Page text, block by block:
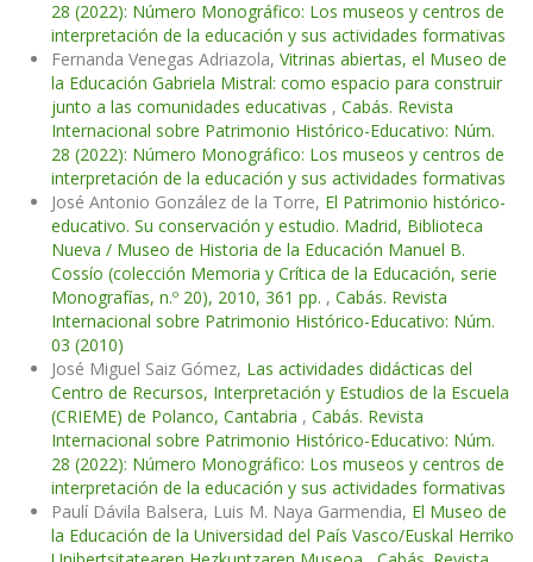
28 (2022): Número Monográfico: Los museos y centros de
interpretación de la educación y sus actividades formativas
Fernanda Venegas Adriazola, Vitrinas abiertas, el Museo de
la Educación Gabriela Mistral: como espacio para construir
junto a las comunidades educativas , Cabás. Revista
Internacional sobre Patrimonio Histórico-Educativo: Núm.
28 (2022): Número Monográfico: Los museos y centros de
interpretación de la educación y sus actividades formativas
José Antonio González de la Torre, El Patrimonio histórico-
educativo. Su conservación y estudio. Madrid, Biblioteca
Nueva / Museo de Historia de la Educación Manuel B.
Cossío (colección Memoria y Crítica de la Educación, serie
Monografías, n.º 20), 2010, 361 pp. , Cabás. Revista
Internacional sobre Patrimonio Histórico-Educativo: Núm.
03 (2010)
José Miguel Saiz Gómez, Las actividades didácticas del
Centro de Recursos, Interpretación y Estudios de la Escuela
(CRIEME) de Polanco, Cantabria , Cabás. Revista
Internacional sobre Patrimonio Histórico-Educativo: Núm.
28 (2022): Número Monográfico: Los museos y centros de
interpretación de la educación y sus actividades formativas
Paulí Dávila Balsera, Luis M. Naya Garmendia, El Museo de
la Educación de la Universidad del País Vasco/Euskal Herriko